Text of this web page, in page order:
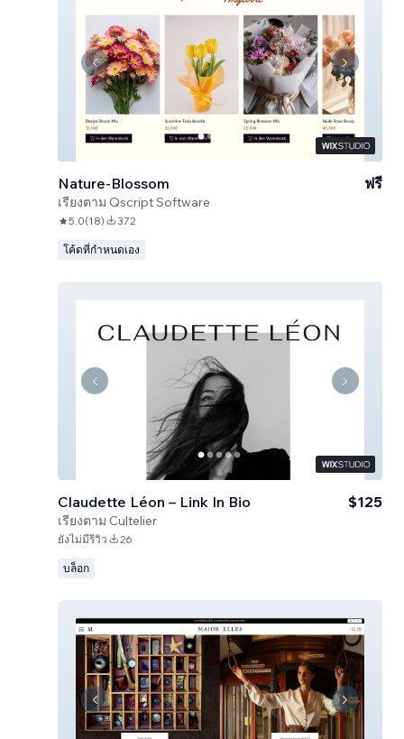
Nature-Blossom
เรียงตาม Qscript Software
ฟรี
5.0(18) 372
โค้ดที่กำหนดเอง
Claudette Léon – Link In Bio
เรียงตาม Cultelier
$125
ยังไม่มีรีวิว 26
บล็อก